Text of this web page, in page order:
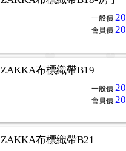
一般價 20
會員價 20
ZAKKA布標織帶B19
一般價 20
會員價 20
ZAKKA布標織帶B21